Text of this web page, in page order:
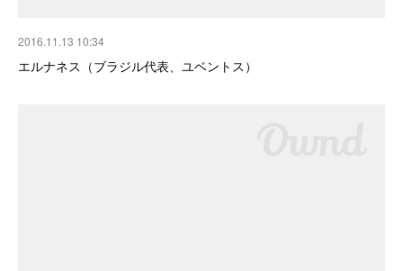
2016.11.13 10:34
エルナネス（ブラジル代表、ユベントス）